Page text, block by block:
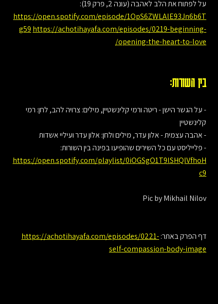
על לפתוח את הלב לאהבה (עונה 2, פרק 19):
https://open.spotify.com/episode/1OpS6ZWLAlE93Jn6b6T
g59 https://achotihayafa.com/episodes/0219-beginning-
opening-the-heart-to-love/
בין השורות:
- על הגשר הישן - ריטה ורמי קלינשטיין, מילים: צרויה להב, לחן: רמי
קלינשטיין
- אהבה עצמית - אלון עדר, מילים ולחן: אלון עדר ועיליי אשדות
- פלייליסט עם כל השירים שהופיעו בפינה בין השורות:
https://open.spotify.com/playlist/0iOGSgO1T9lSHQlVfhoH
c9
Pic by Mikhail Nilov
דף הפרק באתר:https://achotihayafa.com/episodes/0221-
self-compassion-body-image